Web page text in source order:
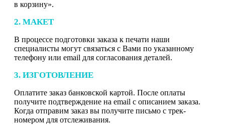
в корзину».
2. МАКЕТ
В процессе подготовки заказа к печати наши
специалисты могут связаться с Вами по указанному
телефону или email для согласования деталей.
3. ИЗГОТОВЛЕНИЕ
Оплатите заказ банковской картой. После оплаты
получите подтверждение на email с описанием заказа.
Когда отправим заказ вы получите письмо с трек-
номером для отслеживания.